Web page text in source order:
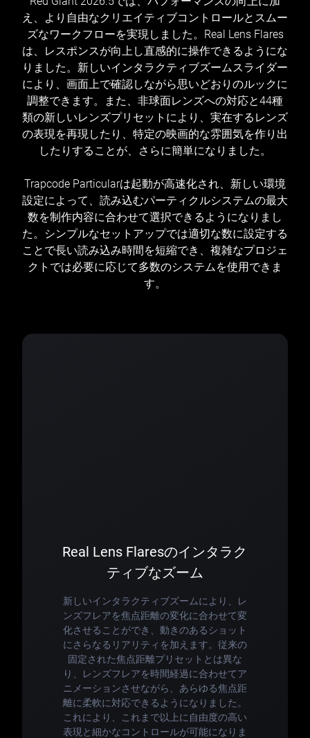
え、より自由なクリエイティブコントロールとスムー
ズなワークフローを実現しました。Real Lens Flares
は、レスポンスが向上し直感的に操作できるようにな
りました。新しいインタラクティブズームスライダー
により、画面上で確認しながら思いどおりのルックに
調整できます。また、非球面レンズへの対応と44種
類の新しいレンズプリセットにより、実在するレンズ
の表現を再現したり、特定の映画的な雰囲気を作り出
したりすることが、さらに簡単になりました。
Trapcode Particularは起動が高速化され、新しい環境
設定によって、読み込むパーティクルシステムの最大
数を制作内容に合わせて選択できるようになりまし
た。シンプルなセットアップでは適切な数に設定する
ことで長い読み込み時間を短縮でき、複雑なプロジェ
クトでは必要に応じて多数のシステムを使用できま
す。
Real Lens Flaresのインタラク
ティブなズーム
新しいインタラクティブズームにより、レ
ンズフレアを焦点距離の変化に合わせて変
化させることができ、動きのあるショット
にさらなるリアリティを加えます。従来の
固定された焦点距離プリセットとは異な
り、レンズフレアを時間経過に合わせてア
ニメーションさせながら、あらゆる焦点距
離に柔軟に対応できるようになりました。
これにより、これまで以上に自由度の高い
表現と細かなコントロールが可能になりま